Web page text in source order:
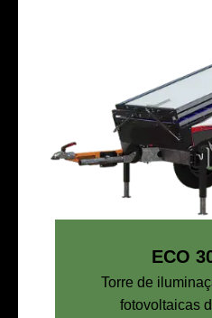
ECO
Torre de
fotovoltaicas